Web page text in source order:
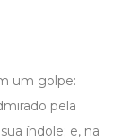
um golpe:
pela
índole; e, na